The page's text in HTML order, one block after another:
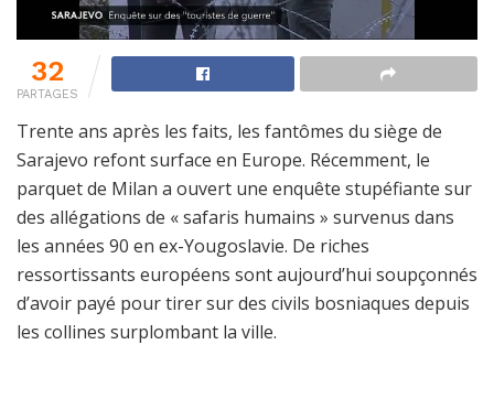
32
PARTAGES
Trente ans après les faits, les fantômes du siège de
Sarajevo refont surface en Europe. Récemment, le
parquet de Milan a ouvert une enquête stupéfiante sur
des allégations de « safaris humains » survenus dans
les années 90 en ex-Yougoslavie. De riches
ressortissants européens sont aujourd’hui soupçonnés
d’avoir payé pour tirer sur des civils bosniaques depuis
les collines surplombant la ville.